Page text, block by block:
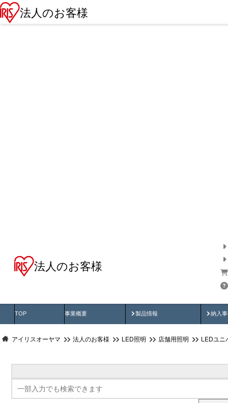
法人のお客様
法人のお客様
TOP 事業概要 製品情報
製品動画 納入
納
アイリスオーヤマ 法人のお客様 LED照明 店舗用照明 LEDユニ